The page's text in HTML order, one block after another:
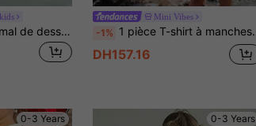
T-shirt imprimé animal de dessin animé pour bébé fille, top d'été décontracté confortable et respirant
Mini Vibes
-1% 1 pièce T-shirt à manches courtes pour bébé/tout-petit fille avec imprimé ananas et surf, Top décontracté à col rond, t-shirt bébé "Gone Surfing" avec motif ananas, style vacances vêtements d'été
DH157.16
0-3 Years 0-3 Years